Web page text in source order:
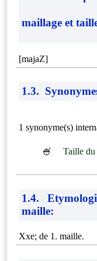
maillage et
[majaZ] ⁠
1.3.
1 synonyme(s)
🍧 Taille
1.4.
maille:
Xxe; de 1. maille.